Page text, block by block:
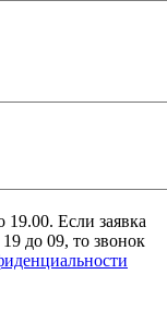
19.00. Если заявка
до 09, то звонок